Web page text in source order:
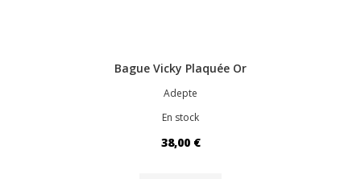
Bague Vicky Plaquée Or
Adepte
En stock
38,00 €